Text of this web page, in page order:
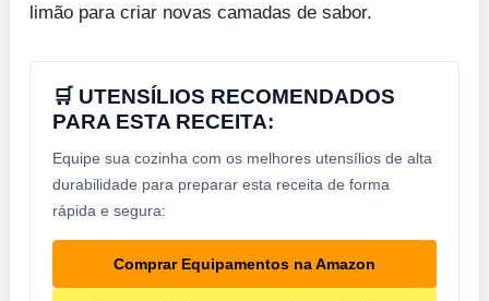
limão para criar novas camadas de sabor.
🛒 UTENSÍLIOS RECOMENDADOS
PARA ESTA RECEITA:
Equipe sua cozinha com os melhores utensílios de alta
durabilidade para preparar esta receita de forma
rápida e segura:
Comprar Equipamentos na Amazon